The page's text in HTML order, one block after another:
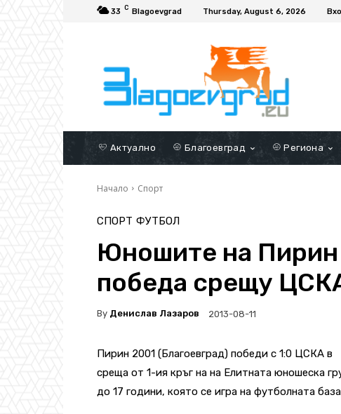
33 C Blagoevgrad Thursday, August 6, 2026
Актуално Благоевград Региона
Начало Спорт
СПОРТ ФУТБОЛ
Юношите на Пирин
победа срещу
By Денислав Лазаров 2013-08-11
Пирин 2001 (Благоевград) победи с 1:0 ЦСКА в
среща от 1-ия кръг на на Елитната юношеска
до 17 години, която се игра на футболната